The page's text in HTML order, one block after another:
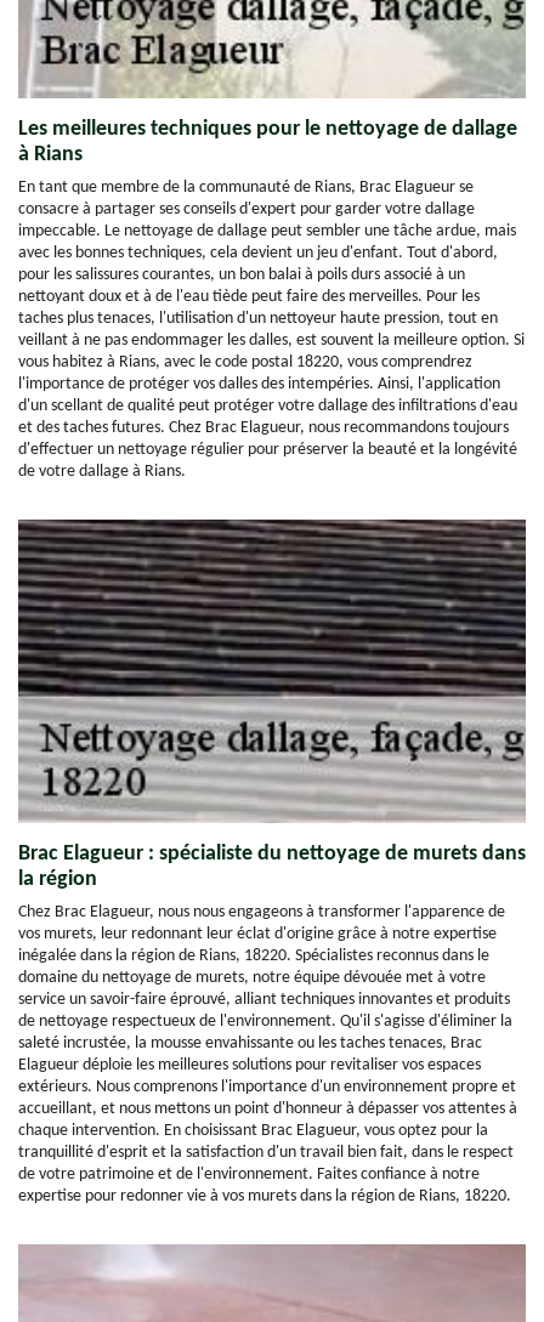
Les meilleures techniques pour le nettoyage de dallage
à Rians
En tant que membre de la communauté de Rians, Brac Elagueur se
consacre à partager ses conseils d'expert pour garder votre dallage
impeccable. Le nettoyage de dallage peut sembler une tâche ardue, mais
avec les bonnes techniques, cela devient un jeu d'enfant. Tout d'abord,
pour les salissures courantes, un bon balai à poils durs associé à un
nettoyant doux et à de l'eau tiède peut faire des merveilles. Pour les
taches plus tenaces, l'utilisation d'un nettoyeur haute pression, tout en
veillant à ne pas endommager les dalles, est souvent la meilleure option. Si
vous habitez à Rians, avec le code postal 18220, vous comprendrez
l'importance de protéger vos dalles des intempéries. Ainsi, l'application
d'un scellant de qualité peut protéger votre dallage des infiltrations d'eau
et des taches futures. Chez Brac Elagueur, nous recommandons toujours
d'effectuer un nettoyage régulier pour préserver la beauté et la longévité
de votre dallage à Rians.
Brac Elagueur : spécialiste du nettoyage de murets dans
la région
Chez Brac Elagueur, nous nous engageons à transformer l'apparence de
vos murets, leur redonnant leur éclat d'origine grâce à notre expertise
inégalée dans la région de Rians, 18220. Spécialistes reconnus dans le
domaine du nettoyage de murets, notre équipe dévouée met à votre
service un savoir-faire éprouvé, alliant techniques innovantes et produits
de nettoyage respectueux de l'environnement. Qu'il s'agisse d'éliminer la
saleté incrustée, la mousse envahissante ou les taches tenaces, Brac
Elagueur déploie les meilleures solutions pour revitaliser vos espaces
extérieurs. Nous comprenons l'importance d'un environnement propre et
accueillant, et nous mettons un point d'honneur à dépasser vos attentes à
chaque intervention. En choisissant Brac Elagueur, vous optez pour la
tranquillité d'esprit et la satisfaction d'un travail bien fait, dans le respect
de votre patrimoine et de l'environnement. Faites confiance à notre
expertise pour redonner vie à vos murets dans la région de Rians, 18220.